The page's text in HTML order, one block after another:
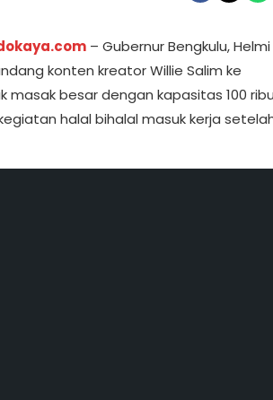
– Gubernur Bengkulu, Helmi
konten kreator Willie Salim ke
masak besar dengan kapasitas 100 ribu
halal bihalal masuk kerja